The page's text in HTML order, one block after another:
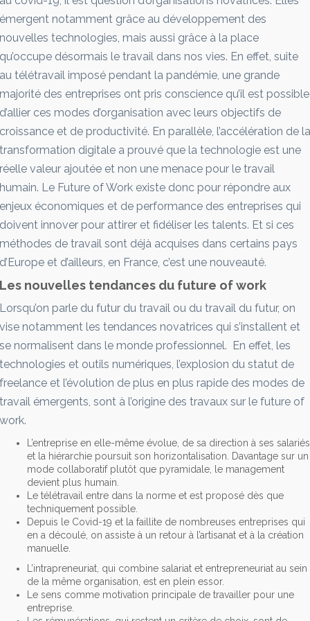
émergent notamment grâce au développement des
nouvelles technologies, mais aussi grâce à la place
qu’occupe désormais le travail dans nos vies. En effet, suite
au télétravail imposé pendant la pandémie, une grande
majorité des entreprises ont pris conscience qu’il est possible
d’allier ces modes d’organisation avec leurs objectifs de
croissance et de productivité. En parallèle, l’accélération de la
transformation digitale a prouvé que la technologie est une
réelle valeur ajoutée et non une menace pour le travail
humain. Le Future of Work existe donc pour répondre aux
enjeux économiques et de performance des entreprises qui
doivent innover pour attirer et fidéliser les talents. Et si ces
méthodes de travail sont déjà acquises dans certains pays
d’Europe et d’ailleurs, en France, c’est une nouveauté.
Les nouvelles tendances du future of work
Lorsqu’on parle du futur du travail ou du travail du futur, on
vise notamment les tendances novatrices qui s’installent et
se normalisent dans le monde professionnel. En effet, les
technologies et outils numériques, l’explosion du statut de
freelance et l’évolution de plus en plus rapide des modes de
travail émergents, sont à l’origine des travaux sur le future of
work.
L’entreprise en elle-même évolue, de sa direction à ses salariés
et la hiérarchie poursuit son horizontalisation. Davantage sur un
mode collaboratif plutôt que pyramidale, le management
devient plus humain.
Le télétravail entre dans la norme et est proposé dès que
techniquement possible.
Depuis le Covid-19 et la faillite de nombreuses entreprises qui
en a découlé, on assiste à un retour à l’artisanat et à la création
manuelle.
L’intrapreneuriat, qui combine salariat et entrepreneuriat au sein
de la même organisation, est en plein essor.
Le sens comme motivation principale de travailler pour une
entreprise.